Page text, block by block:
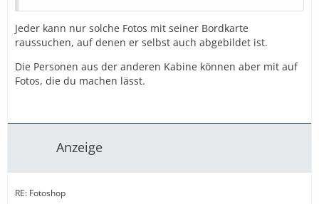
Jeder kann nur solche Fotos mit seiner Bordkarte
raussuchen, auf denen er selbst auch abgebildet ist.
Die Personen aus der anderen Kabine können aber mit auf
Fotos, die du machen lässt.
Anzeige
RE: Fotoshop